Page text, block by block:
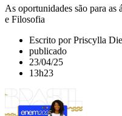
As oportunidades são para as
e Filosofia
Escrito por Priscylla
publicado
23/04/25
13h23